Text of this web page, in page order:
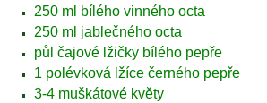
250 ml bílého vinného octa
250 ml jablečného octa
půl čajové lžičky bílého pepře
1 polévková lžíce černého pepře
3-4 muškátové květy